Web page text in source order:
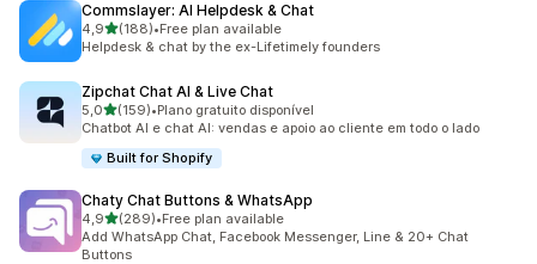
Commslayer: AI Helpdesk & Chat
4,9de 5 estrelas
(188)
188 total de avaliações
•Free plan available
Helpdesk & chat by the ex-Lifetimely founders
Zipchat Chat AI & Live Chat
5,0de 5 estrelas
(159)
159 total de avaliações
•Plano gratuito disponível
Chatbot AI e chat AI: vendas e apoio ao cliente em todo o lado
Built for Shopify
Chaty Chat Buttons & WhatsApp
4,9de 5 estrelas
(289)
289 total de avaliações
•Free plan available
Add WhatsApp Chat, Facebook Messenger, Line & 20+ Chat
Buttons